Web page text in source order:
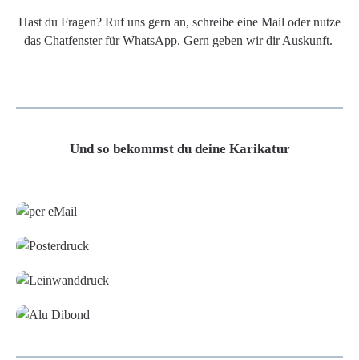
Hast du Fragen? Ruf uns gern an, schreibe eine Mail oder nutze
das Chatfenster für WhatsApp. Gern geben wir dir Auskunft.
Und so bekommst du deine Karikatur